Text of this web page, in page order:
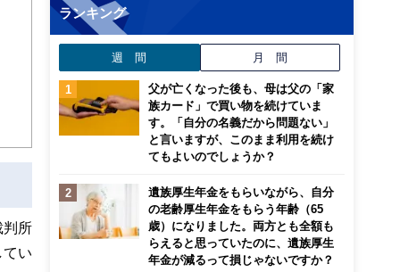
判所
てい
ランキング
週 間 月 間
父が亡くなった後も、母は父の「家
族カード」で買い物を続けていま
す。「自分の名義だから問題ない」
と言いますが、このまま利用を続け
てもよいのでしょうか？
遺族厚生年金をもらいながら、自分
の老齢厚生年金をもらう年齢（65
歳）になりました。両方とも全額も
らえると思っていたのに、遺族厚生
年金が減るって損じゃないですか？